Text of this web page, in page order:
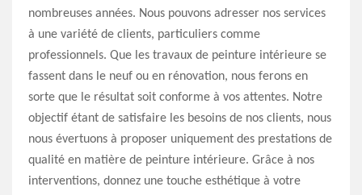
nombreuses années. Nous pouvons adresser nos services
à une variété de clients, particuliers comme
professionnels. Que les travaux de peinture intérieure se
fassent dans le neuf ou en rénovation, nous ferons en
sorte que le résultat soit conforme à vos attentes. Notre
objectif étant de satisfaire les besoins de nos clients, nous
nous évertuons à proposer uniquement des prestations de
qualité en matière de peinture intérieure. Grâce à nos
interventions, donnez une touche esthétique à votre